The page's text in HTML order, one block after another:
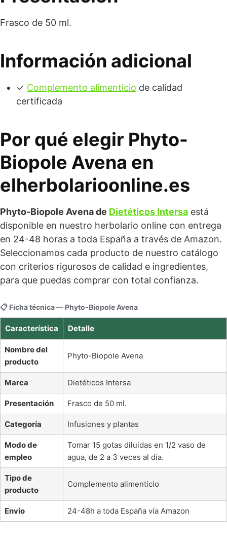
Frasco de 50 ml.
Información adicional
✓ Complemento alimenticio de calidad
certificada
Por qué elegir Phyto-
Biopole Avena en
elherbolarioonline.es
Phyto-Biopole Avena de Dietéticos Intersa está
disponible en nuestro herbolario online con entrega
en 24-48 horas a toda España a través de Amazon.
Seleccionamos cada producto de nuestro catálogo
con criterios rigurosos de calidad e ingredientes,
para que puedas comprar con total confianza.
📋 Ficha técnica — Phyto-Biopole Avena
Característica Detalle
Nombre del
producto
Phyto-Biopole Avena
Marca Dietéticos Intersa
Presentación Frasco de 50 ml.
Categoría Infusiones y plantas
Modo de
empleo
Tomar 15 gotas diluidas en 1/2 vaso de
agua, de 2 a 3 veces al día.
Tipo de
producto
Complemento alimenticio
Envío 24-48h a toda España vía Amazon